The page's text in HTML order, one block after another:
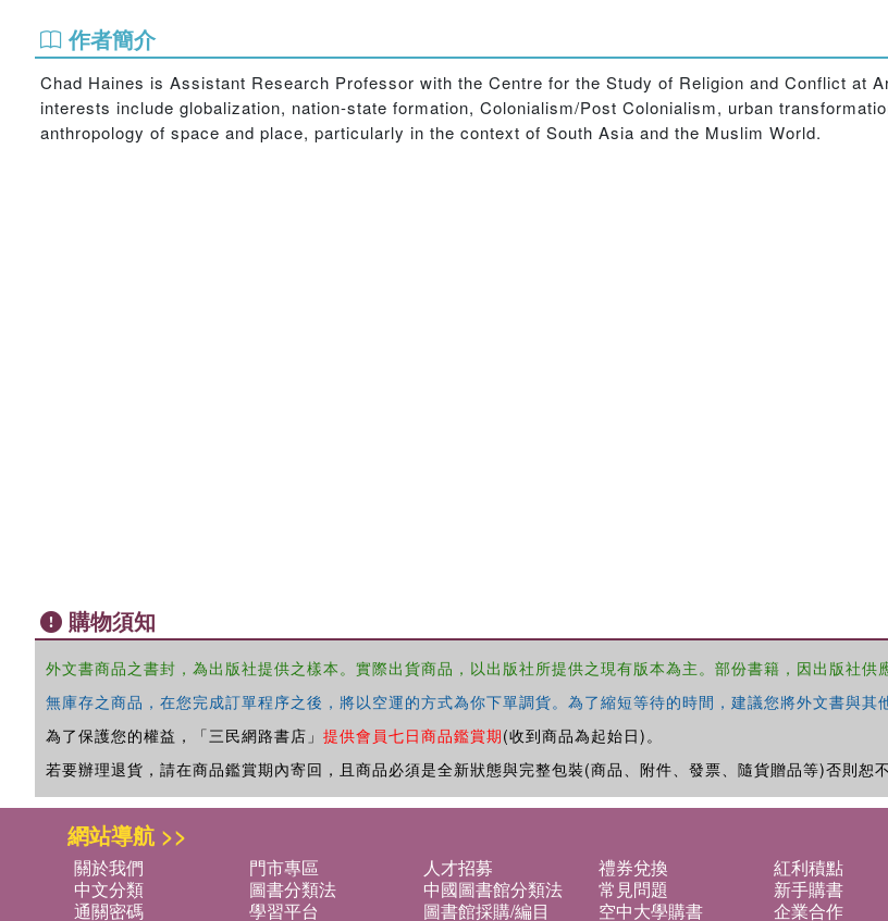
作者簡介
Chad Haines is Assistant Research Professor with the Centre for the Study of Religion and Conflict at
interests include globalization, nation-state formation, Colonialism/Post Colonialism, urban
anthropology of space and place, particularly in the context of South Asia and the Muslim World.
購物須知
外文書商品之書封，為出版社提供之樣本。實際出貨商品，以出版社所提供之現有版本為主。部份書籍，因出版社供
無庫存之商品，在您完成訂單程序之後，將以空運的方式為你下單調貨。為了縮短等待的時間，建議您將外文書與
為了保護您的權益，「三民網路書店」 提供會員七日商品鑑賞期(收到商品為起始日)。
若要辦理退貨，請在商品鑑賞期內寄回，且商品必須是全新狀態與完整包裝(商品、附件、發票、隨貨贈品等)否則恕不
網站導航 >>
關於我們 門市專區 人才招募 禮券兌換
紅利積點
中文分類
圖書分類法 中國圖書館分類法 常見問題
新手購書
通關密碼
學習平台 圖書館採購/編目 空中大學購書
企業合作